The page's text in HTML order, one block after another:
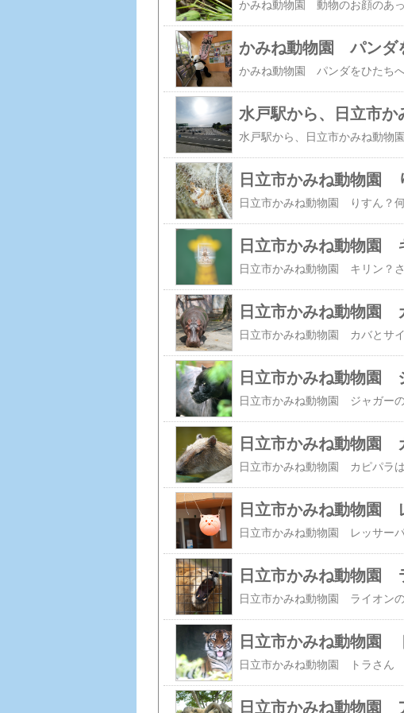
かみね動物園 パンダ
水戸駅から、日立市か
日立市かみね動物園
日立市かみね動物園
日立市かみね動物園
日立市かみね動物園
日立市かみね動物園
日立市かみね動物園
日立市かみね動物園
日立市かみね動物園
日立市かみね動物園